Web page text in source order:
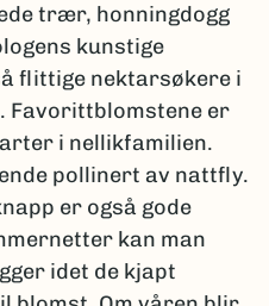
trær, honningdogg
kunstige
flittige nektarsøkere i
Favorittblomstene er
i nellikfamilien.
pollinert av nattfly.
er også gode
kan man
idet de kjapt